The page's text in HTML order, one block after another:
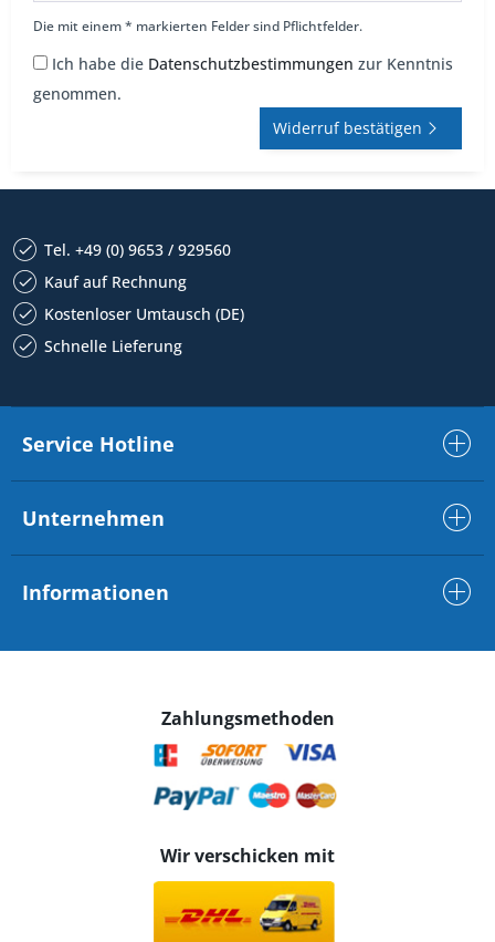
Die mit einem * markierten Felder sind Pflichtfelder.
Ich habe die Datenschutzbestimmungen zur Kenntnis
genommen.
Widerruf bestätigen
Tel. +49 (0) 9653 / 929560
Kauf auf Rechnung
Kostenloser Umtausch (DE)
Schnelle Lieferung
Service Hotline
Unternehmen
Informationen
Zahlungsmethoden
Wir verschicken mit